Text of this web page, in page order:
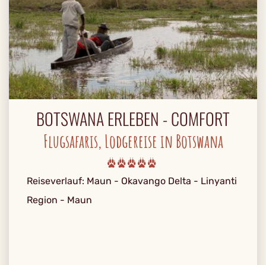
BOTSWANA ERLEBEN - COMFORT
Flugsafaris, Lodgereise in Botswana
Reiseverlauf: Maun - Okavango Delta - Linyanti
Region - Maun